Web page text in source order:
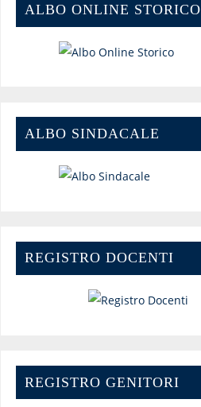
ALBO ONLINE STORICO
ALBO SINDACALE
REGISTRO DOCENTI
REGISTRO GENITORI